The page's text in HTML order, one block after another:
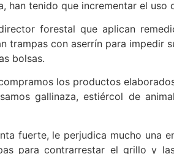
han tenido que incrementar el uso
forestal que aplican
trampas con aserrín para impedir
bolsas.
los productos
gallinaza, estiércol de
fuerte, le perjudica mucho
para contrarrestar el grillo y